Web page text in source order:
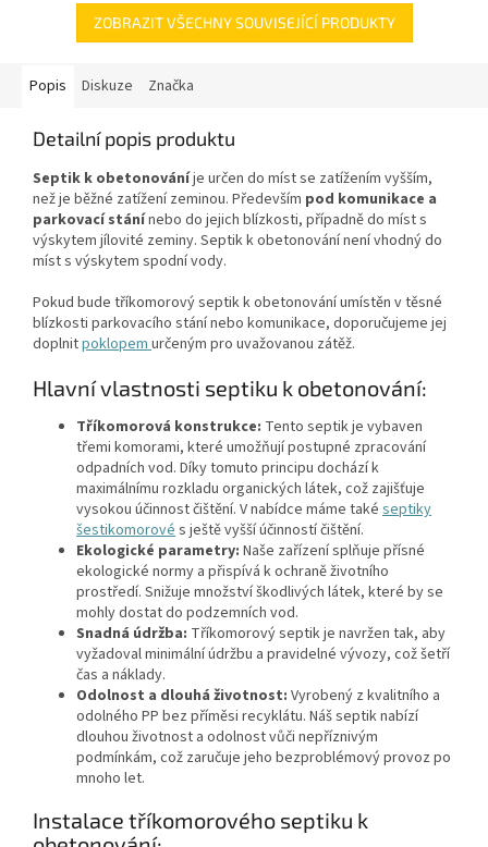
ZOBRAZIT VŠECHNY SOUVISEJÍCÍ PRODUKTY
Popis Diskuze Značka
Detailní popis produktu
Septik k obetonováníje určen do míst se zatížením vyšším,
než je běžné zatížení zeminou. Především pod komunikace a
parkovací stánínebo do jejich blízkosti, případně do míst s
výskytem jílovité zeminy. Septik k obetonování není vhodný do
míst s výskytem spodní vody.
Pokud bude tříkomorový septik k obetonování umístěn v těsné
blízkosti parkovacího stání nebo komunikace, doporučujeme jej
doplnitpoklopem určeným pro uvažovanou zátěž.
Hlavní vlastnosti septiku k obetonování:
Tříkomorová konstrukce: Tento septik je vybaven
třemi komorami, které umožňují postupné zpracování
odpadních vod. Díky tomuto principu dochází k
maximálnímu rozkladu organických látek, což zajišťuje
vysokou účinnost čištění. V nabídce máme také septiky
šestikomorovés ještě vyšší účinností čištění.
Ekologické parametry: Naše zařízení splňuje přísné
ekologické normy a přispívá k ochraně životního
prostředí. Snižuje množství škodlivých látek, které by se
mohly dostat do podzemních vod.
Snadná údržba: Tříkomorový septik je navržen tak, aby
vyžadoval minimální údržbu a pravidelné vývozy, což šetří
čas a náklady.
Odolnost a dlouhá životnost: Vyrobený z kvalitního a
odolného PP bez příměsi recyklátu. Náš septik nabízí
dlouhou životnost a odolnost vůči nepříznivým
podmínkám, což zaručuje jeho bezproblémový provoz po
mnoho let.
Instalace tříkomorového septiku k